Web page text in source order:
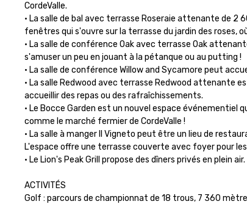
CordeValle.
• La salle de bal avec terrasse Roseraie attenante de 2
fenêtres qui s'ouvre sur la terrasse du jardin des roses,
• La salle de conférence Oak avec terrasse Oak
s'amuser un peu en jouant à la pétanque ou au putting !
• La salle de conférence Willow and Sycamore peut
• La salle Redwood avec terrasse Redwood attenante
accueillir des repas ou des rafraîchissements.
• Le Bocce Garden est un nouvel espace
comme le marché fermier de CordeValle !
• La salle à manger Il Vigneto peut être un lieu de
L'espace offre une terrasse couverte avec foyer pour
• Le Lion's Peak Grill propose des dîners privés en plein
ACTIVITÉS
Golf : parcours de championnat de 18 trous, 7 360